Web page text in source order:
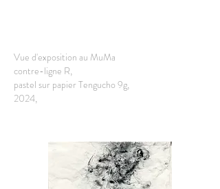
Vue d'exposition au MuMa
contre-ligne R,
pastel sur papier Tengucho 9g,
2024,